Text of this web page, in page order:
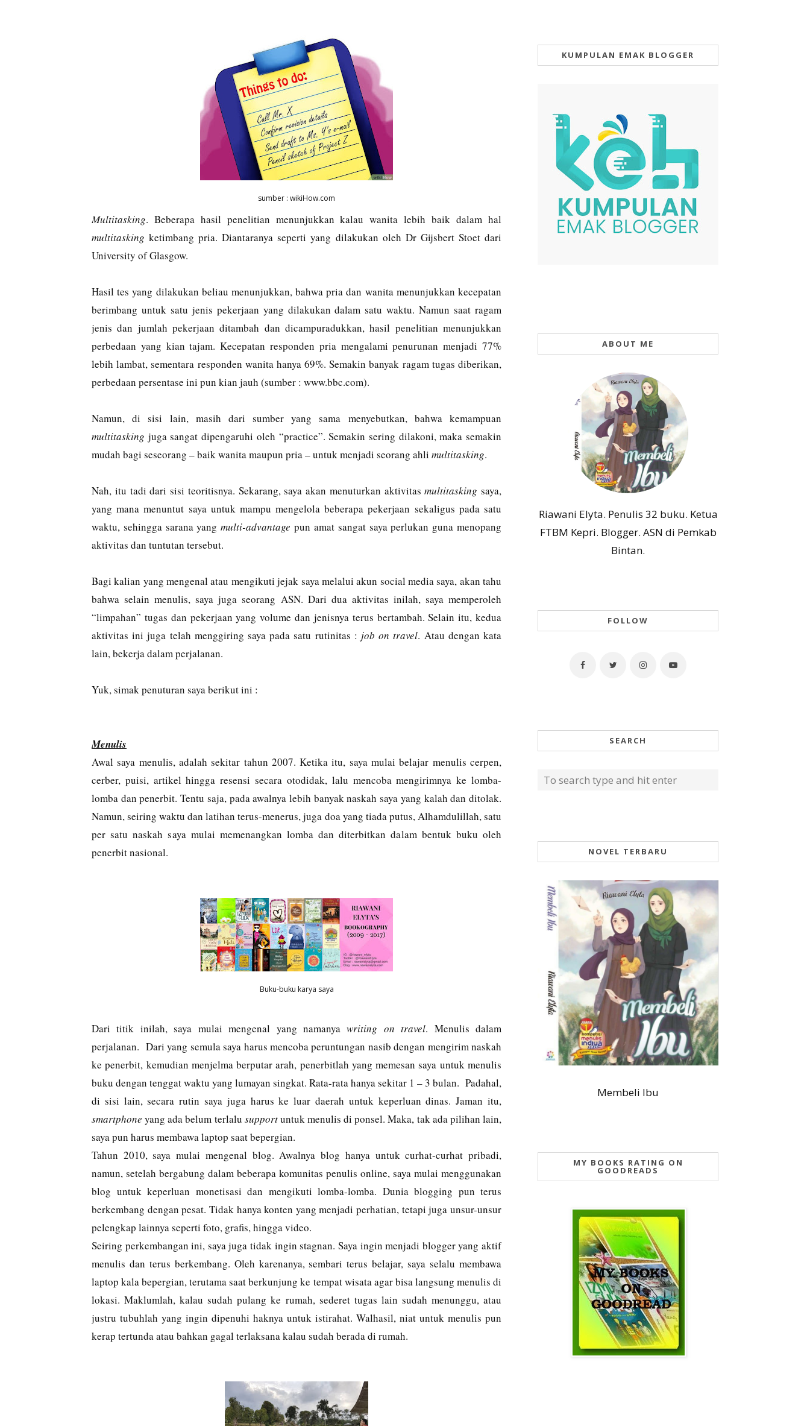
sumber : wikiHow.com
Multitasking. Beberapa hasil penelitian menunjukkan kalau wanita lebih baik dalam hal
multitasking ketimbang pria. Diantaranya seperti yang dilakukan oleh Dr Gijsbert Stoet dari
University of Glasgow.
Hasil tes yang dilakukan beliau menunjukkan, bahwa pria dan wanita menunjukkan kecepatan
berimbang untuk satu jenis pekerjaan yang dilakukan dalam satu waktu. Namun saat ragam
jenis dan jumlah pekerjaan ditambah dan dicampuradukkan, hasil penelitian menunjukkan
perbedaan yang kian tajam. Kecepatan responden pria mengalami penurunan menjadi 77%
lebih lambat, sementara responden wanita hanya 69%. Semakin banyak ragam tugas diberikan,
perbedaan persentase ini pun kian jauh (sumber : www.bbc.com).
Namun, di sisi lain, masih dari sumber yang sama menyebutkan, bahwa kemampuan
multitasking juga sangat dipengaruhi oleh “practice”. Semakin sering dilakoni, maka semakin
mudah bagi seseorang – baik wanita maupun pria – untuk menjadi seorang ahli multitasking.
Nah, itu tadi dari sisi teoritisnya. Sekarang, saya akan menuturkan aktivitasmultitasking saya,
yang mana menuntut saya untuk mampu mengelola beberapa pekerjaan sekaligus pada satu
waktu, sehingga sarana yangmulti-advantage pun amat sangat saya perlukan guna menopang
aktivitas dan tuntutan tersebut.
Bagi kalian yang mengenal atau mengikuti jejak saya melalui akun social media saya, akan tahu
bahwa selain menulis, saya juga seorang ASN. Dari dua aktivitas inilah, saya memperoleh
“limpahan” tugas dan pekerjaan yang volume dan jenisnya terus bertambah. Selain itu, kedua
aktivitas ini juga telah menggiring saya pada satu rutinitas : job on travel. Atau dengan kata
lain, bekerja dalam perjalanan.
Yuk, simak penuturan saya berikut ini :
Menulis
Awal saya menulis, adalah sekitar tahun 2007. Ketika itu, saya mulai belajar menulis cerpen,
cerber, puisi, artikel hingga resensi secara otodidak, lalu mencoba mengirimnya ke lomba-
lomba dan penerbit. Tentu saja, pada awalnya lebih banyak naskah saya yang kalah dan ditolak.
Namun, seiring waktu dan latihan terus-menerus, juga doa yang tiada putus, Alhamdulillah, satu
per satu naskah saya mulai memenangkan lomba dan diterbitkan dalam bentuk buku oleh
penerbit nasional.
Buku-buku karya saya
Dari titik inilah, saya mulai mengenal yang namanyawriting on travel. Menulis dalam
perjalanan. Dari yang semula saya harus mencoba peruntungan nasib dengan mengirim naskah
ke penerbit, kemudian menjelma berputar arah, penerbitlah yang memesan saya untuk menulis
buku dengan tenggat waktu yang lumayan singkat. Rata-rata hanya sekitar 1 – 3 bulan. Padahal,
di sisi lain, secara rutin saya juga harus ke luar daerah untuk keperluan dinas. Jaman itu,
smartphone yang ada belum terlalu supportuntuk menulis di ponsel. Maka, tak ada pilihan lain,
saya pun harus membawa laptop saat bepergian.
Tahun 2010, saya mulai mengenal blog. Awalnya blog hanya untuk curhat-curhat pribadi,
namun, setelah bergabung dalam beberapa komunitas penulis online, saya mulai menggunakan
blog untuk keperluan monetisasi dan mengikuti lomba-lomba. Dunia blogging pun terus
berkembang dengan pesat. Tidak hanya konten yang menjadi perhatian, tetapi juga unsur-unsur
pelengkap lainnya seperti foto, grafis, hingga video.
Seiring perkembangan ini, saya juga tidak ingin stagnan. Saya ingin menjadi blogger yang aktif
menulis dan terus berkembang. Oleh karenanya, sembari terus belajar, saya selalu membawa
laptop kala bepergian, terutama saat berkunjung ke tempat wisata agar bisa langsung menulis di
lokasi. Maklumlah, kalau sudah pulang ke rumah, sederet tugas lain sudah menunggu, atau
justru tubuhlah yang ingin dipenuhi haknya untuk istirahat. Walhasil, niat untuk menulis pun
kerap tertunda atau bahkan gagal terlaksana kalau sudah berada di rumah.
KUMPULAN EMAK BLOGGER
ABOUT ME
Riawani Elyta. Penulis 32 buku. Ketua
FTBM Kepri. Blogger. ASN di Pemkab
Bintan.
FOLLOW
SEARCH
NOVEL TERBARU
Membeli Ibu
MY BOOKS RATING ON
GOODREADS